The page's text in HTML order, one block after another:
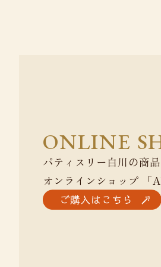
ONLINE
パティスリー白川の商
オンラインショップ 「